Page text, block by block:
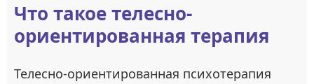
Что такое телесно-
ориентированная терапия
Телесно-ориентированная психотерапия